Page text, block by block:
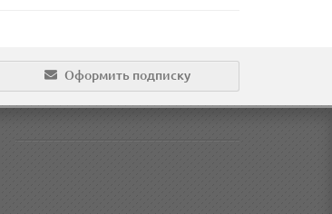
Оформить подписку